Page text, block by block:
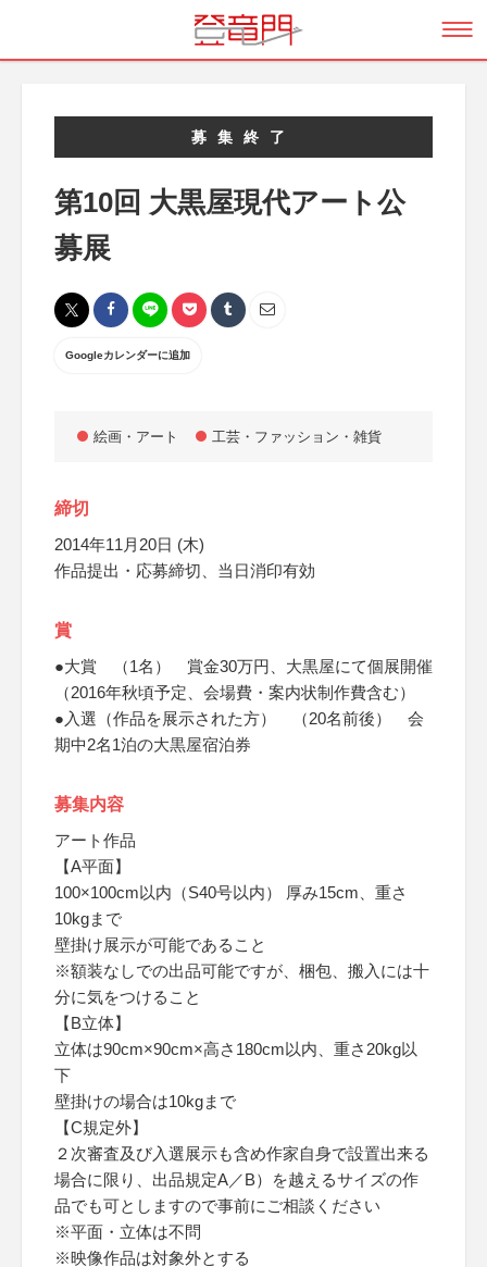
募集終了
第10回 大黒屋現代アート公
募展
Googleカレンダーに追加
絵画・アート 工芸・ファッション・雑貨
締切
2014年11月20日 (木)
作品提出・応募締切、当日消印有効
賞
●大賞 （1名） 賞金30万円、大黒屋にて個展開催
（2016年秋頃予定、会場費・案内状制作費含む）
●入選（作品を展示された方） （20名前後） 会
期中2名1泊の大黒屋宿泊券
募集内容
アート作品
【A平面】
100×100cm以内（S40号以内） 厚み15cm、重さ
10kgまで
壁掛け展示が可能であること
※額装なしでの出品可能ですが、梱包、搬入には十
分に気をつけること
【B立体】
立体は90cm×90cm×高さ180cm以内、重さ20kg以
下
壁掛けの場合は10kgまで
【C規定外】
２次審査及び入選展示も含め作家自身で設置出来る
場合に限り、出品規定A／B）を越えるサイズの作
品でも可としますので事前にご相談ください
※平面・立体は不問
※映像作品は対象外とする